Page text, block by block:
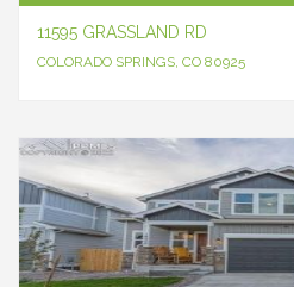
11595 GRASSLAND RD
COLORADO SPRINGS, CO 80925